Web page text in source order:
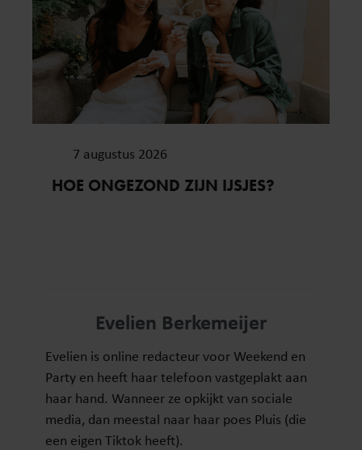
7 augustus 2026
HOE ONGEZOND ZIJN IJSJES?
Evelien Berkemeijer
Evelien is online redacteur voor Weekend en
Party en heeft haar telefoon vastgeplakt aan
haar hand. Wanneer ze opkijkt van sociale
media, dan meestal naar haar poes Pluis (die
een eigen Tiktok heeft).